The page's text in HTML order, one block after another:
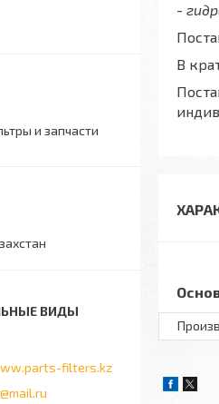
-
В
и запчасти
filters.kz